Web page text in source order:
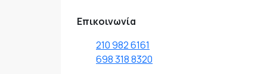
Επικοινωνία
210 982 6161
698 318 8320